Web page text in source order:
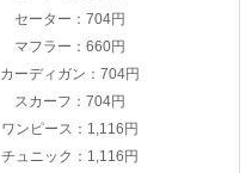
セーター：704円
マフラー：660円
カーディガン：704円
スカーフ：704円
ワンピース：1,116円
チュニック：1,116円